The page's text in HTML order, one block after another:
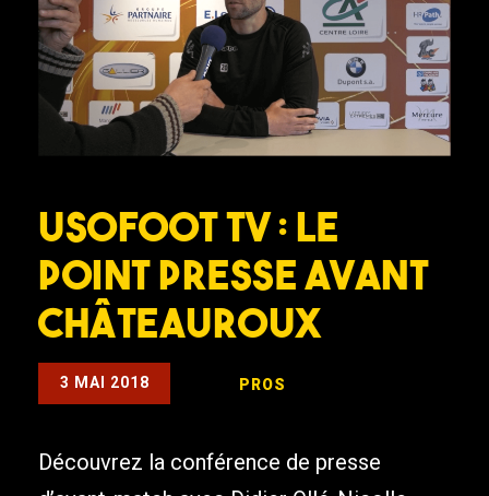
USOFOOT TV : Le
point presse avant
Châteauroux
3 MAI 2018 PROS
Découvrez la conférence de presse